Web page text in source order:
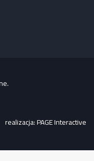
realizacja:PAGE Interactive